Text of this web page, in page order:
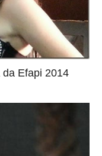
Efapi 2014